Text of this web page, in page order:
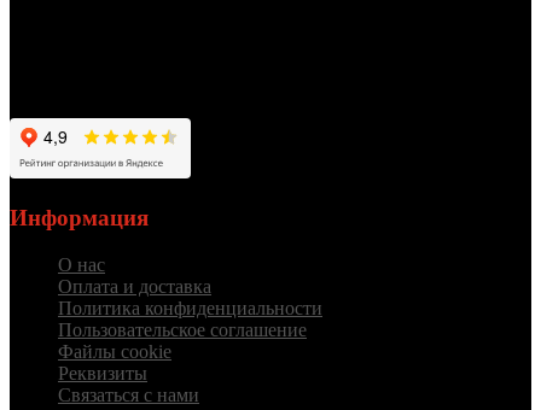
Информация
О нас
Оплата и доставка
Политика конфиденциальности
Пользовательское соглашение
Файлы cookie
Реквизиты
Связаться с нами